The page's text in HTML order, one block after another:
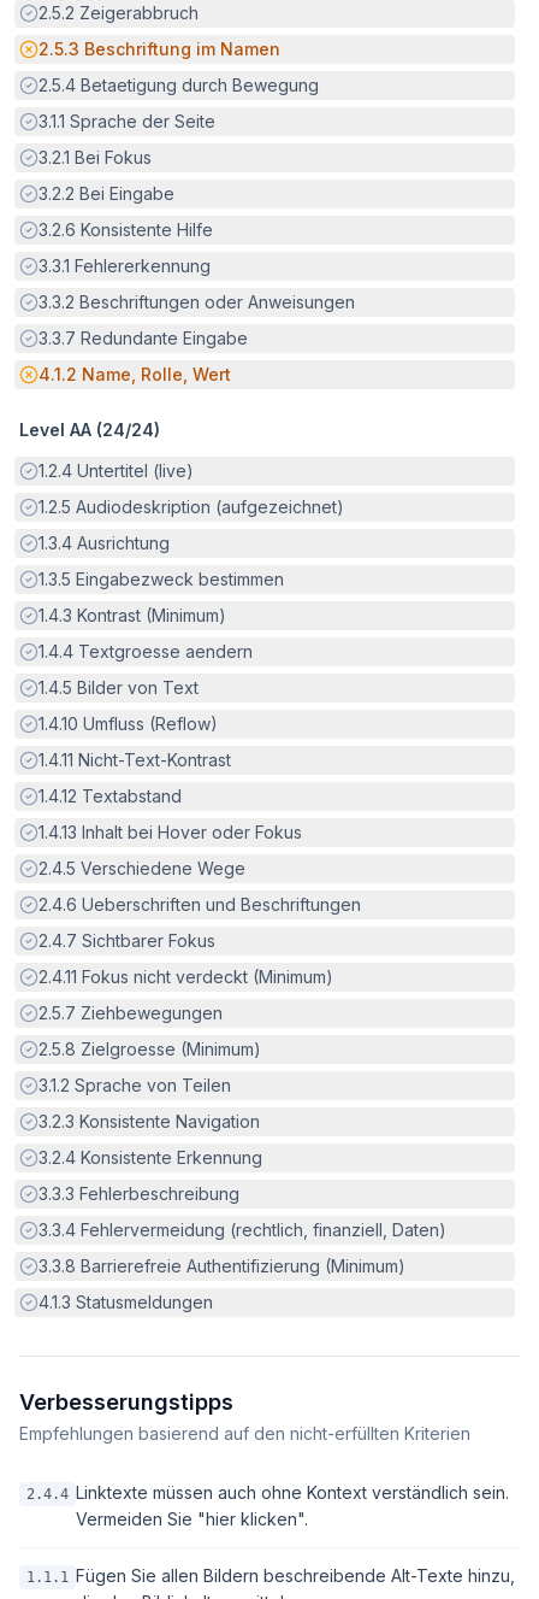
Erfüllt:
2.5.2 Zeigerabbruch
Potenzielle Barriere:
2.5.3 Beschriftung im Namen
Erfüllt:
2.5.4 Betaetigung durch Bewegung
Erfüllt:
3.1.1 Sprache der Seite
Erfüllt:
3.2.1 Bei Fokus
Erfüllt:
3.2.2 Bei Eingabe
Erfüllt:
3.2.6 Konsistente Hilfe
Erfüllt:
3.3.1 Fehlererkennung
Erfüllt:
3.3.2 Beschriftungen oder Anweisungen
Erfüllt:
3.3.7 Redundante Eingabe
Potenzielle Barriere:
4.1.2 Name, Rolle, Wert
Level AA (24/24)
Erfüllt:
1.2.4 Untertitel (live)
Erfüllt:
1.2.5 Audiodeskription (aufgezeichnet)
Erfüllt:
1.3.4 Ausrichtung
Erfüllt:
1.3.5 Eingabezweck bestimmen
Erfüllt:
1.4.3 Kontrast (Minimum)
Erfüllt:
1.4.4 Textgroesse aendern
Erfüllt:
1.4.5 Bilder von Text
Erfüllt:
1.4.10 Umfluss (Reflow)
Erfüllt:
1.4.11 Nicht-Text-Kontrast
Erfüllt:
1.4.12 Textabstand
Erfüllt:
1.4.13 Inhalt bei Hover oder Fokus
Erfüllt:
2.4.5 Verschiedene Wege
Erfüllt:
2.4.6 Ueberschriften und Beschriftungen
Erfüllt:
2.4.7 Sichtbarer Fokus
Erfüllt:
2.4.11 Fokus nicht verdeckt (Minimum)
Erfüllt:
2.5.7 Ziehbewegungen
Erfüllt:
2.5.8 Zielgroesse (Minimum)
Erfüllt:
3.1.2 Sprache von Teilen
Erfüllt:
3.2.3 Konsistente Navigation
Erfüllt:
3.2.4 Konsistente Erkennung
Erfüllt:
3.3.3 Fehlerbeschreibung
Erfüllt:
3.3.4 Fehlervermeidung (rechtlich, finanziell, Daten)
Erfüllt:
3.3.8 Barrierefreie Authentifizierung (Minimum)
Erfüllt:
4.1.3 Statusmeldungen
Verbesserungstipps
Empfehlungen basierend auf den nicht-erfüllten Kriterien
2.4.4 Linktexte müssen auch ohne Kontext verständlich sein.
Vermeiden Sie "hier klicken".
1.1.1 Fügen Sie allen Bildern beschreibende Alt-Texte hinzu,